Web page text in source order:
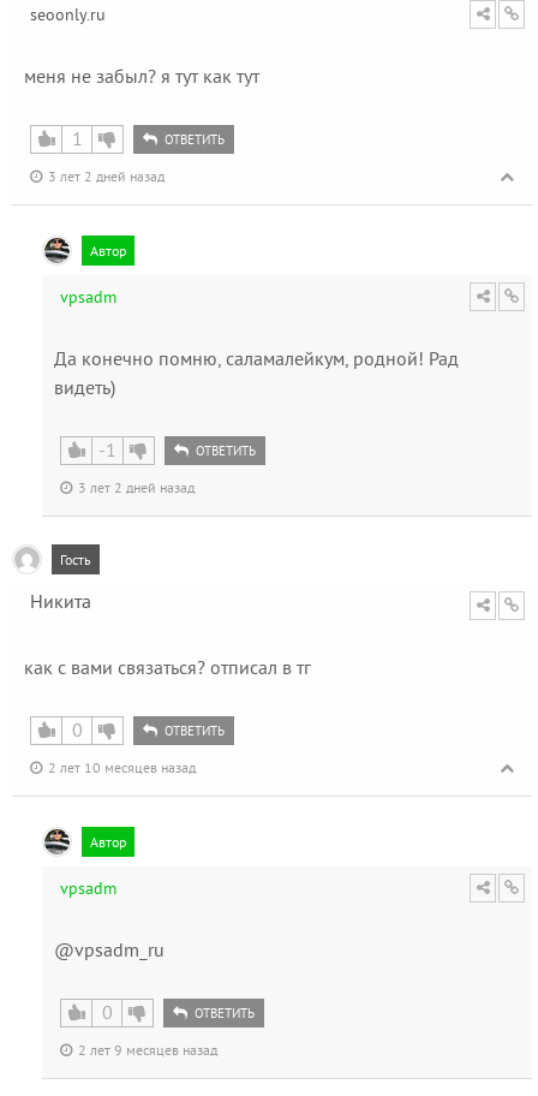
seoonly.ru
меня не забыл? я тут как тут
1 ОТВЕТИТЬ
3 лет 2 дней назад
Автор
vpsadm
Да конечно помню, саламалейкум, родной! Рад
видеть)
-1 ОТВЕТИТЬ
3 лет 2 дней назад
Гость
Никита
как с вами связаться? отписал в тг
0 ОТВЕТИТЬ
2 лет 10 месяцев назад
Автор
vpsadm
@vpsadm_ru
0 ОТВЕТИТЬ
2 лет 9 месяцев назад